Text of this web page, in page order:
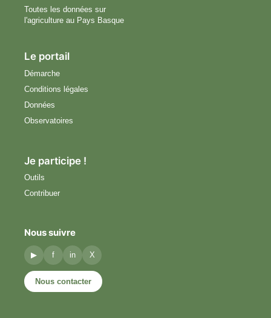
Toutes les données sur
l'agriculture au Pays Basque
Le portail
Démarche
Conditions légales
Données
Observatoires
Je participe !
Outils
Contribuer
Nous suivre
▶ f in X
Nous contacter